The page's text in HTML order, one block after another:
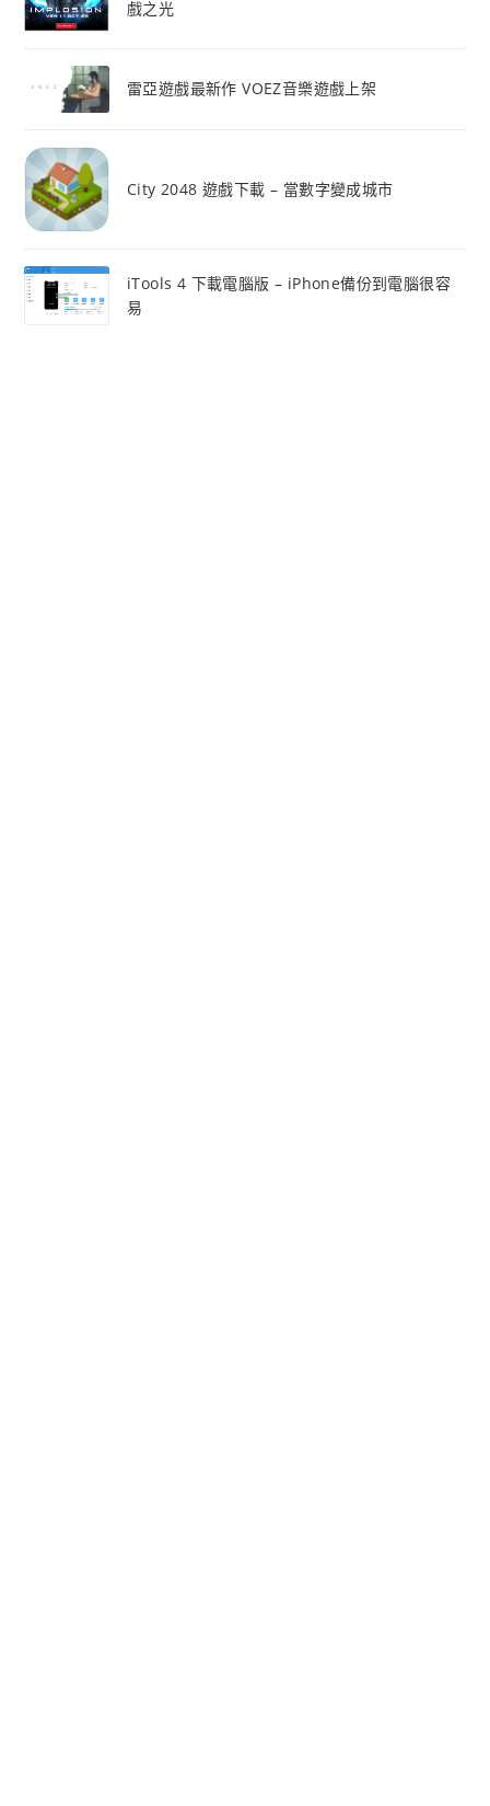
戲之光
雷亞遊戲最新作 VOEZ音樂遊戲上架
City 2048 遊戲下載 – 當數字變成城市
iTools 4 下載電腦版 – iPhone備份到電腦很容
易